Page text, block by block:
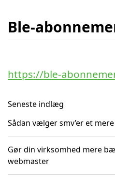
Ble-
https://ble-
Seneste indlæg
Sådan vælger smv’er et
Gør din virksomhed mere
webmaster